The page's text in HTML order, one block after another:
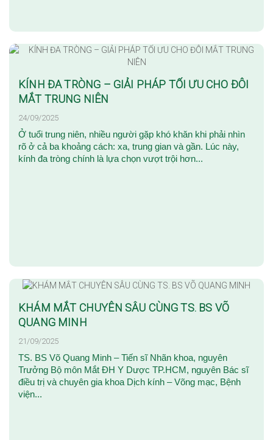
KÍNH ĐA TRÒNG – GIẢI PHÁP TỐI ƯU CHO ĐÔI
MẮT TRUNG NIÊN
24/09/2025
Ở tuổi trung niên, nhiều người gặp khó khăn khi phải nhìn
rõ ở cả ba khoảng cách: xa, trung gian và gần. Lúc này,
kính đa tròng chính là lựa chọn vượt trội hơn...
KHÁM MẮT CHUYÊN SÂU CÙNG TS. BS VÕ
QUANG MINH
21/09/2025
TS. BS Võ Quang Minh – Tiến sĩ Nhãn khoa, nguyên
Trưởng Bộ môn Mắt ĐH Y Dược TP.HCM, nguyên Bác sĩ
điều trị và chuyên gia khoa Dịch kính – Võng mạc, Bệnh
viện...